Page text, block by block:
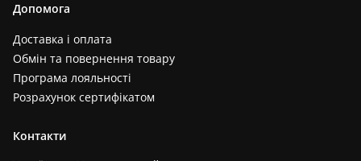
Допомога
Доставка і оплата
Обмін та повернення товару
Програма лояльності
Розрахунок сертифікатом
Контакти